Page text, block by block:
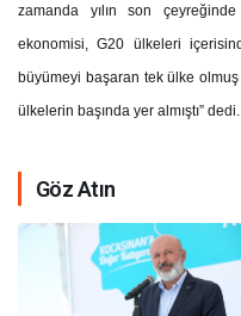
zamanda yılın son
ekonomisi, G20 ülkeleri
büyümeyi başaran tek ülke
ülkelerin başında yer almıştı” dedi.
Göz Atın